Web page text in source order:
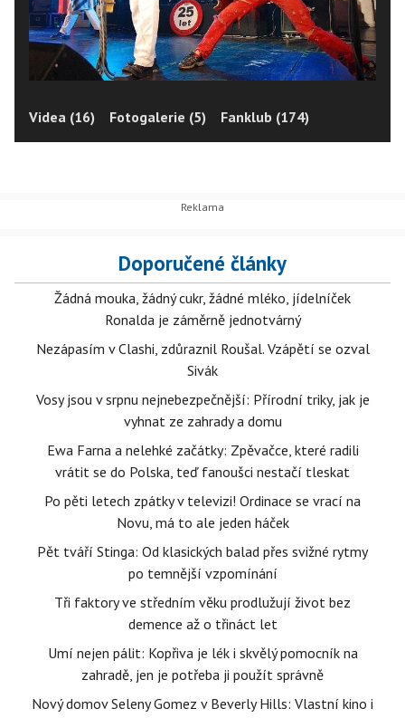
Videa (16) Fotogalerie (5) Fanklub (174)
Doporučené články
Žádná mouka, žádný cukr, žádné mléko, jídelníček
Ronalda je záměrně jednotvárný
Nezápasím v Clashi, zdůraznil Roušal. Vzápětí se ozval
Sivák
Vosy jsou v srpnu nejnebezpečnější: Přírodní triky, jak je
vyhnat ze zahrady a domu
Ewa Farna a nelehké začátky: Zpěvačce, které radili
vrátit se do Polska, teď fanoušci nestačí tleskat
Po pěti letech zpátky v televizi! Ordinace se vrací na
Novu, má to ale jeden háček
Pět tváří Stinga: Od klasických balad přes svižné rytmy
po temnější vzpomínání
Tři faktory ve středním věku prodlužují život bez
demence až o třináct let
Umí nejen pálit: Kopřiva je lék i skvělý pomocník na
zahradě, jen je potřeba ji použít správně
Nový domov Seleny Gomez v Beverly Hills: Vlastní kino i